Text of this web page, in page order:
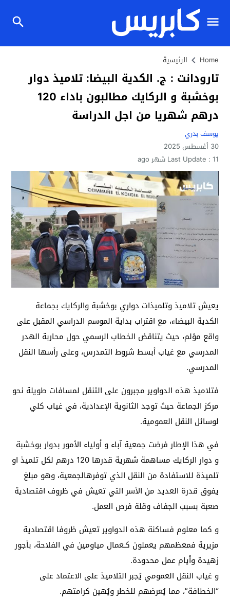
Home الرئيسية
تارودانت : ج. الكدية البيضا: تلاميذ دوار
بوخشبة و الركايك مطالبون باداء 120
درهم شهريا من اجل الدراسة
يوسف بدري
30 أغسطس 2025
Last Update : 11 شهر ago
يعيش تلاميذ وتلميذات دواري بوخشبة والركايك بجماعة
الكدية البيضاء، مع اقتراب بداية الموسم الدراسي المقبل على
واقع مؤلم، حيث يتناقض الخطاب الرسمي حول محاربة الهدر
المدرسي مع غياب أبسط شروط التمدرس، وعلى رأسها النقل
المدرسي.
فتلاميذ هذه الدواوير مجبرون على التنقل لمسافات طويلة نحو
مركز الجماعة حيث توجد الثانوية الإعدادية، في غياب كلي
لوسائل النقل العمومية.
في هذا الإطار فرضت جمعية آباء و أولياء الأمور بدوار بوخشبة
و دوار الركايك مساهمة شهرية قدرها 120 درهم لكل تلميذ او
تلميذة للاستفادة من النقل الذي توفرهالجمعية، وهو مبلغ
يفوق قدرة العديد من الأسر التي تعيش في ظروف اقتصادية
صعبة بسبب الجفاف وقلة فرص العمل.
و كما معلوم فساكنة هذه الدواوير تعيش ظروفا اقتصادية
مزيرية فمعظمهم يعملون كـعمال مياومين في الفلاحة، بأجور
زهيدة وأيام عمل محدودة.
و غياب النقل العمومي يُجبر التلاميذ على الاعتماد على
“الخطافة”، مما يُعرضهم للخطر ويُهين كرامتهم.